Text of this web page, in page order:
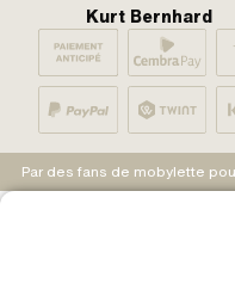
Kurt Bernhard
Par des fans de mobylette